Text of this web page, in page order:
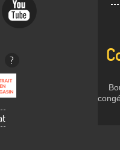
?